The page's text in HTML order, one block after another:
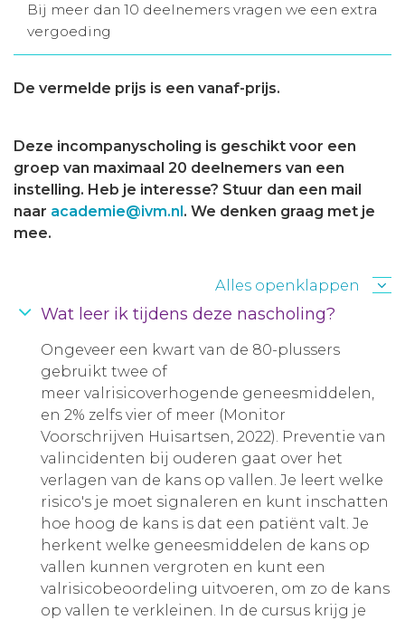
Bij meer dan 10 deelnemers vragen we een extra
vergoeding
De vermelde prijs is een vanaf-prijs.
Deze incompanyscholing is geschikt voor een
groep van maximaal 20 deelnemers van een
instelling. Heb je interesse? Stuur dan een mail
naar academie@ivm.nl. We denken graag met je
mee.
Alles openklappen
Wat leer ik tijdens deze nascholing?
Ongeveer een kwart van de 80-plussers
gebruikt twee of
meer valrisicoverhogende geneesmiddelen,
en 2% zelfs vier of meer (Monitor
Voorschrijven Huisartsen, 2022). Preventie van
valincidenten bij ouderen gaat over het
verlagen van de kans op vallen. Je leert welke
risico's je moet signaleren en kunt inschatten
hoe hoog de kans is dat een patiënt valt. Je
herkent welke geneesmiddelen de kans op
vallen kunnen vergroten en kunt een
valrisicobeoordeling uitvoeren, om zo de kans
op vallen te verkleinen. In de cursus krijg je